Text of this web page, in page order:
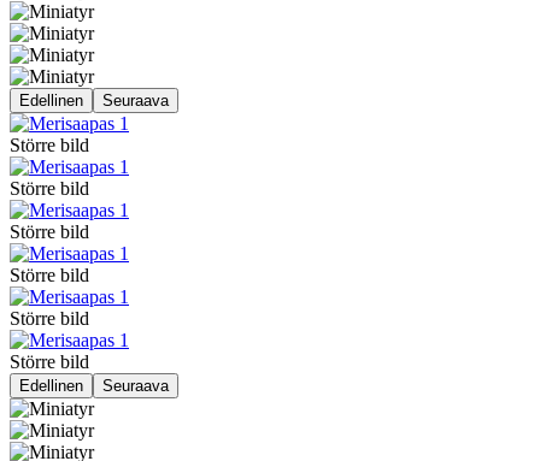
Edellinen Seuraava
Större bild
Större bild
Större bild
Större bild
Större bild
Större bild
Edellinen Seuraava